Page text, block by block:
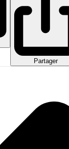
Partager